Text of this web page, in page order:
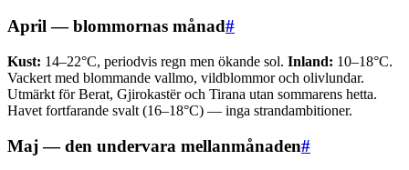
April — blommornas månad#
Kust: 14–22°C, periodvis regn men ökande sol. Inland: 10–18°C.
Vackert med blommande vallmo, vildblommor och olivlundar.
Utmärkt för Berat, Gjirokastër och Tirana utan sommarens hetta.
Havet fortfarande svalt (16–18°C) — inga strandambitioner.
Maj — den undervara mellanmånaden#